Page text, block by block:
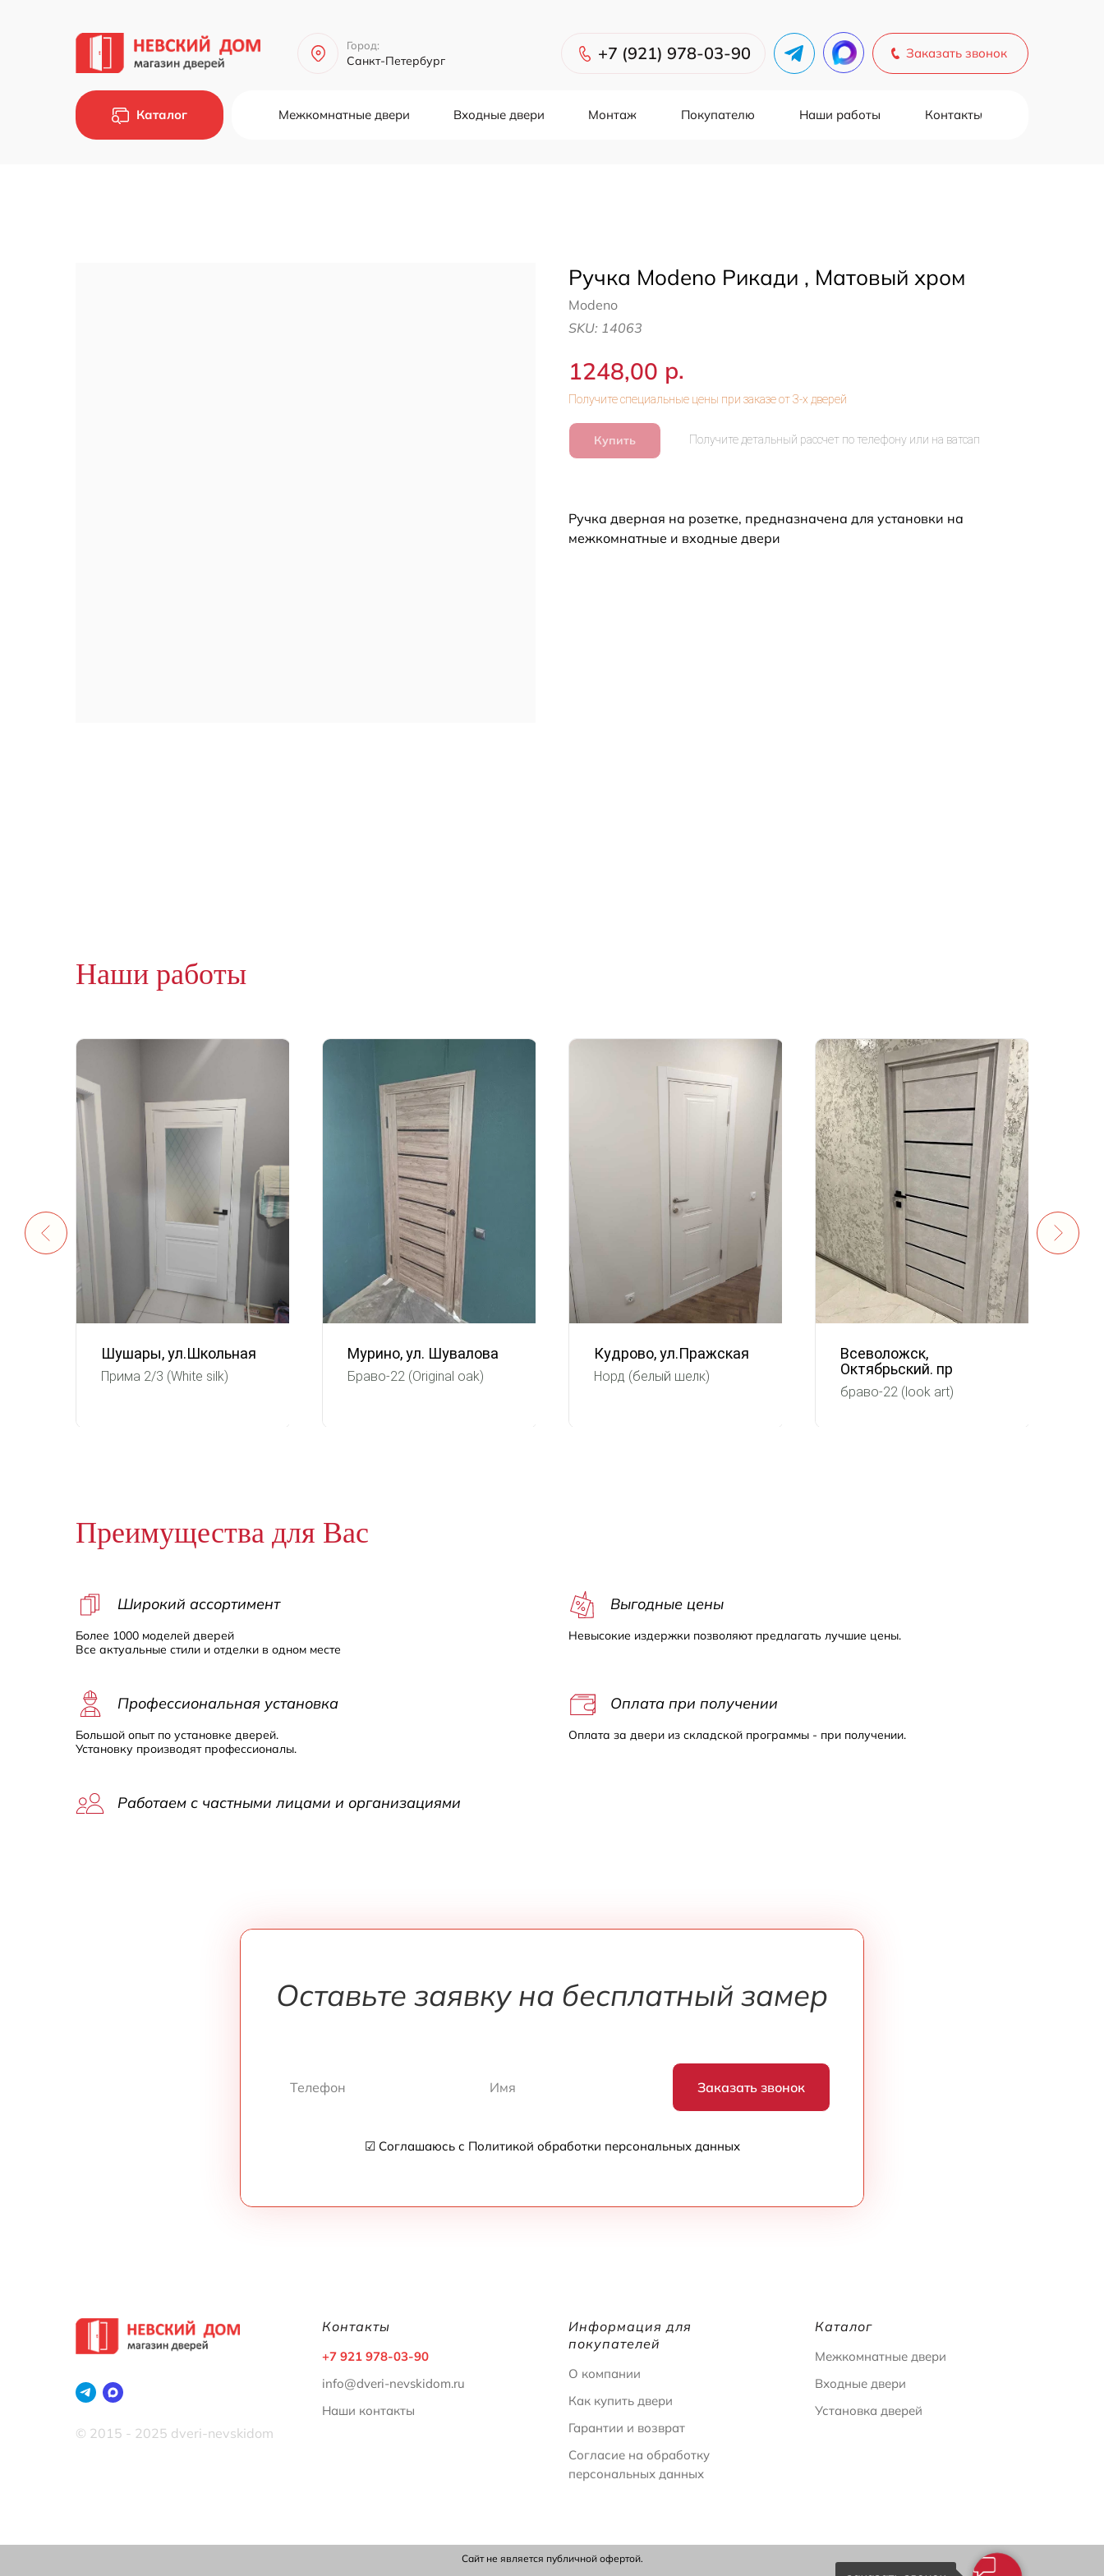
Город:
Санкт-Петербург Заказать звонок
+7 (921) 978-03-90
Каталог Контакты
Наши работы
Покупателю
Монтаж
Входные двери
Межкомнатные двери
Ручка Modeno Рикади , Матовый хром
Modeno
SKU: 14063
1248,00 р.
Купить
Ручка дверная на розетке, предназначена для установки на
межкомнатные и входные двери
Наши работы
Шушары, ул.Школьная
Прима 2/3 (White silk)
Мурино, ул. Шувалова
Браво-22 (Original oak)
Кудрово, ул.Пражская
Норд (белый шелк)
Всеволожск,
Октябрьский. пр
браво-22 (look art)
Преимущества для Вас
Широкий ассортимент
Более 1000 моделей дверей
Все актуальные стили и отделки в одном месте
Выгодные цены
Невысокие издержки позволяют предлагать лучшие цены.
Профессиональная установка
Большой опыт по установке дверей.
Установку производят профессионалы.
Оплата при получении
Оплата за двери из складской программы - при получении.
Работаем с частными лицами и организациями
Оставьте заявку на бесплатный замер
Заказать звонок
☑ Соглашаюсь с Политикой обработки персональных данных
© 2015 - 2025 dveri-nevskidom
Контакты
+7 921 978-03-90
info@dveri-nevskidom.ru
Наши контакты
Информация для
покупателей
О компании
Как купить двери
Гарантии и возврат
Согласие на обработку
персональных данных
Каталог
Межкомнатные двери
Входные двери
Установка дверей
Сайт не является публичной офертой.